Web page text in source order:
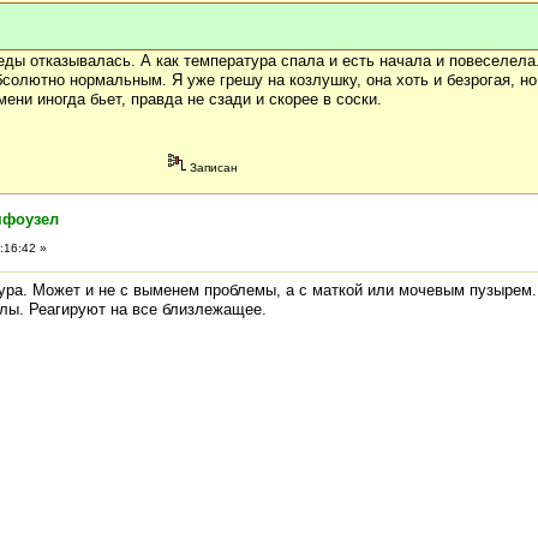
отказывалась. А как температура спала и есть начала и
нормальным. Я уже грешу на козлушку, она хоть и безрогая, но
иногда бьет, правда не сзади и скорее в соски.
Записан
»
Может и не с выменем проблемы, а с маткой или мочевым пузырем.
Реагируют на все близлежащее.